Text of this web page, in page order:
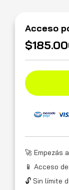
Acceso
🚀 Empezás
📱 Acceso
🔓 Sin límite